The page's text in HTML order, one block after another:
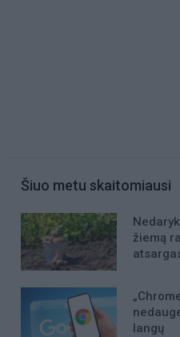
Šiuo metu skaitomiausi
žiemą
langų